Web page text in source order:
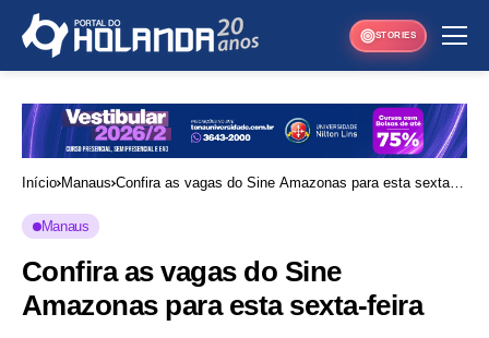
STORIES
Início Manaus Confira as vagas do Sine Amazonas para esta sexta-
Manaus
Confira as vagas do Sine
Amazonas para esta sexta-feira